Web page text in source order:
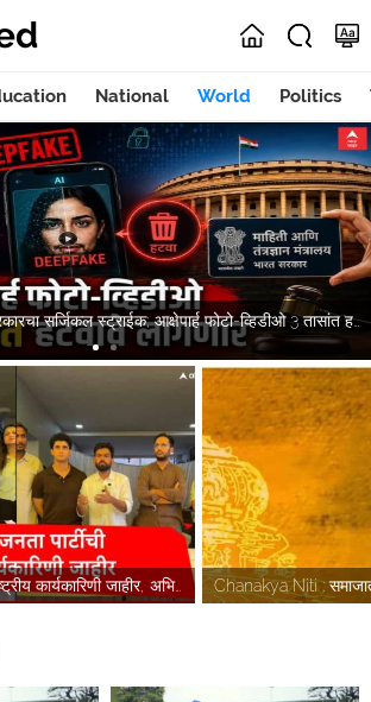
National World Politics
एआय डीपफेकवर केंद्र सरकारचा सर्जिकल स्ट्राईक; आक्षेपार्ह फोटो-व्हिडीओ 3 तासांत हटवावे लागणार
कॉकरोच जनता पार्टीची राष्ट्रीय कार्यकारिणी जाहीर, अभिजीत दिपके यांच्या टीममध्ये कोणाला संधी?